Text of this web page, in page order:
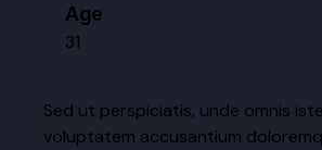
Age
31
Sed ut perspiciatis, unde omnis
voluptatem accusantium